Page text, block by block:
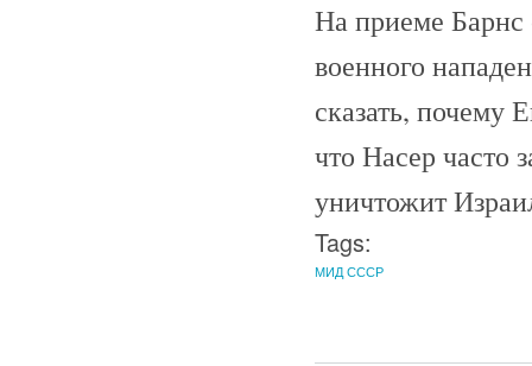
На приеме Барнс
военного
сказать, почему
что Насер часто
уничтожит
Tags:
МИД СССР